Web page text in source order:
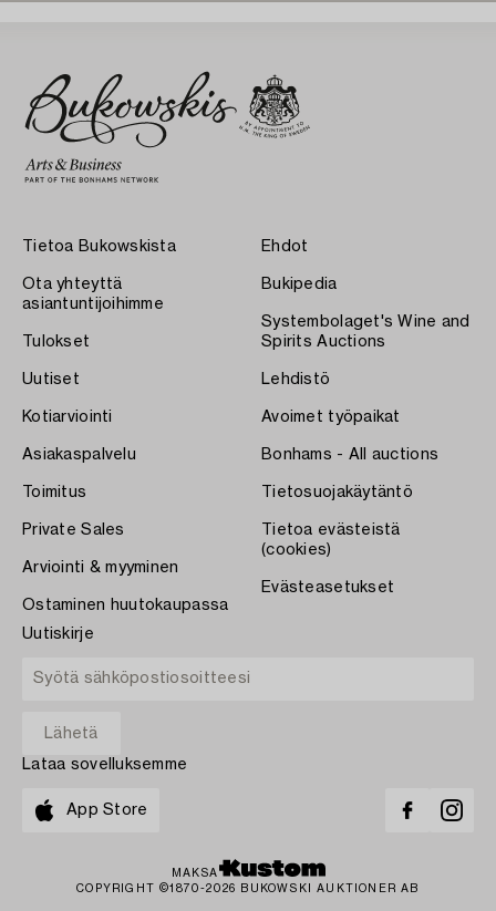
Tietoa Bukowskista
Ota yhteyttä
asiantuntijoihimme
Tulokset
Uutiset
Kotiarviointi
Asiakaspalvelu
Toimitus
Private Sales
Arviointi & myyminen
Ostaminen huutokaupassa
Ehdot
Bukipedia
Systembolaget's Wine and
Spirits Auctions
Lehdistö
Avoimet työpaikat
Bonhams - All auctions
Tietosuojakäytäntö
Tietoa evästeistä
(cookies)
Evästeasetukset
Uutiskirje
Lataa sovelluksemme
App Store
MAKSA
COPYRIGHT ©1870-2026 BUKOWSKI AUKTIONER AB